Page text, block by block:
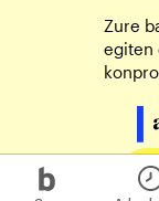
Zure
egiten